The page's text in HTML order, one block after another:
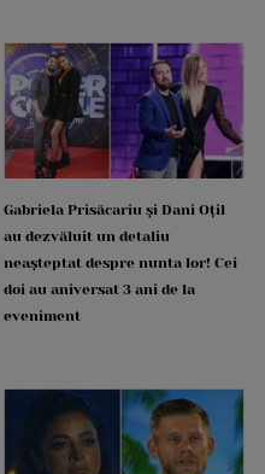
Gabriela Prisăcariu și Dani Oțil
au dezvăluit un detaliu
neașteptat despre nunta lor! Cei
doi au aniversat 3 ani de la
eveniment